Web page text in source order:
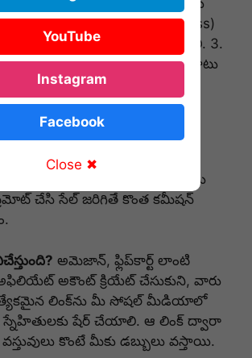
2. వర్డ్‌ప్రెస్ (WordPress)
చేసుకుని మంచి థీమ్ సెట్ చేసుకోవాలి. 3.
ఆర్టికల్స్ పబ్లిష్ చేసి, ఆరు నెలల పాటు
(Affiliate
ఇతరుల (కంపెనీల) ప్రొడక్ట్స్‌ను
చేసి సేల్ జరిగితే కొంత కమీషన్
అమెజాన్, ఫ్లిప్‌కార్ట్ లాంటి
అకౌంట్ క్రియేట్ చేసుకుని, వారు
లింక్‌ను మీ సోషల్ మీడియాలో
షేర్ చేయాలి. ఆ లింక్ ద్వారా
కొంటే మీకు డబ్బులు వస్తాయి.
YouTube
Instagram
Facebook
Close ✖